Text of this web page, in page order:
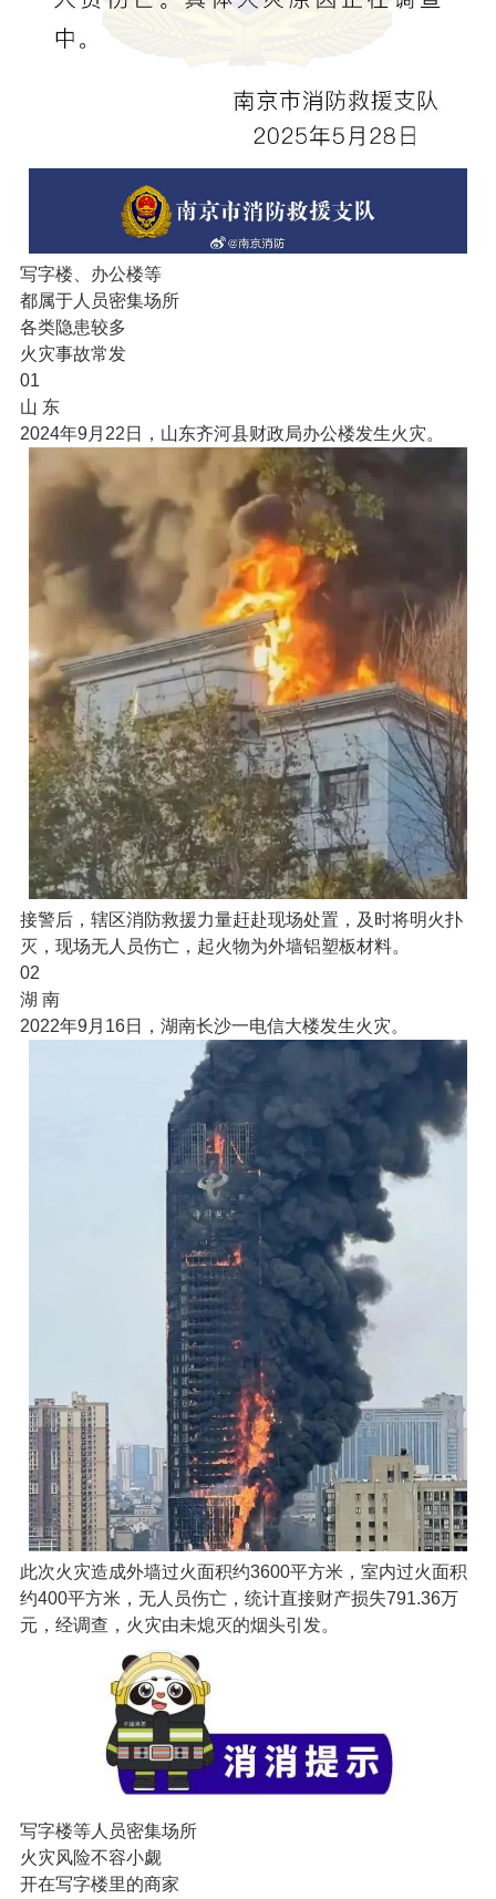
写字楼、办公楼等
都属于人员密集场所
各类隐患较多
火灾事故常发
01
山 东
2024年9月22日，山东齐河县财政局办公楼发生火灾。
接警后，辖区消防救援力量赶赴现场处置，及时将明火扑
灭，现场无人员伤亡，起火物为外墙铝塑板材料。
02
湖 南
2022年9月16日，湖南长沙一电信大楼发生火灾。
此次火灾造成外墙过火面积约3600平方米，室内过火面积
约400平方米，无人员伤亡，统计直接财产损失791.36万
元，经调查，火灾由未熄灭的烟头引发。
写字楼等人员密集场所
火灾风险不容小觑
开在写字楼里的商家